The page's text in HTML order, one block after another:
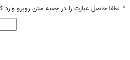
* لطفا حاصل عبارت را در جعبه متن روبرو وارد